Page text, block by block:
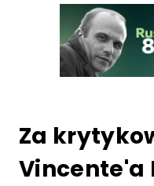
Za
Vincente'a